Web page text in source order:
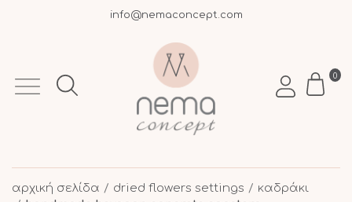
info@nemaconcept.com
Δωρεάν μεταφορικά άνω των 50€ σε όλη την Ελλάδα
0
αρχική σελίδα dried flowers settings
καδράκι